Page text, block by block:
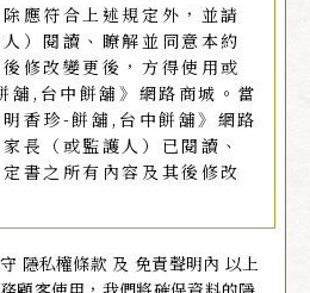
應符合上述規定外，並請
）閱讀、瞭解並同意本約
修改變更後，方得使用或
舖,台中餅舖》網路商城。當
香珍-餅舖,台中餅舖》網路
長（或監護人）已閱讀、
書之所有內容及其後修改
者並應遵守《明香珍-餅舖,
線上消費或交易所擬定之
隱私權條款 及 免責聲明內 以上